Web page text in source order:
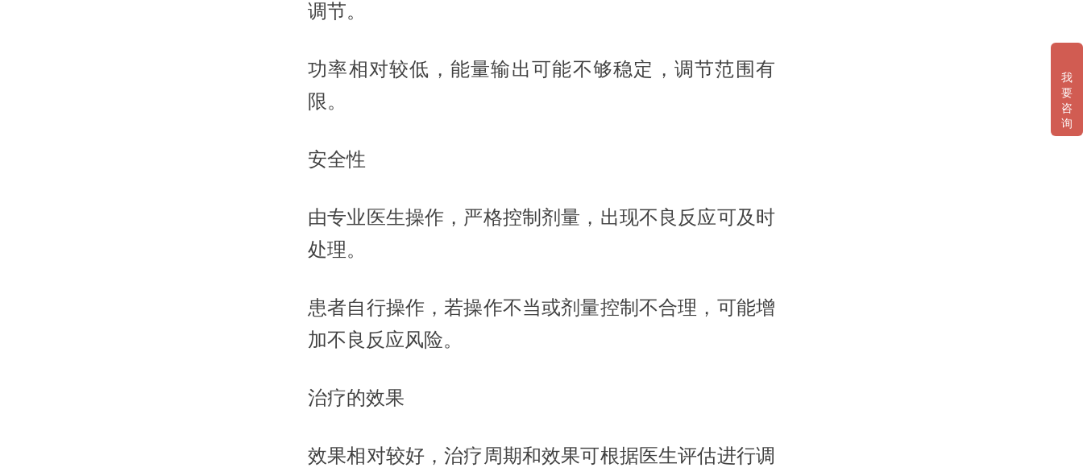
调节。
功率相对较低，能量输出可能不够稳定，调节范围有
限。
安全性
由专业医生操作，严格控制剂量，出现不良反应可及时
处理。
患者自行操作，若操作不当或剂量控制不合理，可能增
加不良反应风险。
治疗的效果
效果相对较好，治疗周期和效果可根据医生评估进行调
我
要
咨
询